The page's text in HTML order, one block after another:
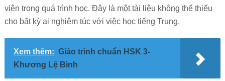
viên trong quá trình học. Đây là một tài liệu không thể thiếu
cho bất kỳ ai nghiêm túc với việc học tiếng Trung.
Xem thêm: Giáo trình chuẩn HSK 3-
Khương Lệ Bình